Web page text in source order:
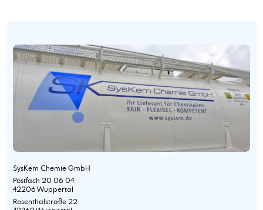
SysKem Chemie GmbH
Postfach 20 06 04
42206 Wuppertal
Rosenthalstraße 22